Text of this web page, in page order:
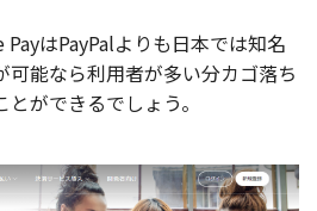
はPayPalよりも日本では知名
能なら利用者が多い分カゴ落ち
ができるでしょう。